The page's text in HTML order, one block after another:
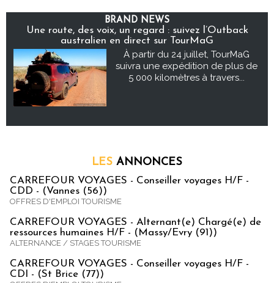
BRAND NEWS
Une route, des voix, un regard : suivez l’Outback
australien en direct sur TourMaG
À partir du 24 juillet, TourMaG
suivra une expédition de plus de
5 000 kilomètres à travers...
LES ANNONCES
CARREFOUR VOYAGES - Conseiller voyages H/F -
CDD - (Vannes (56))
OFFRES D'EMPLOI TOURISME
CARREFOUR VOYAGES - Alternant(e) Chargé(e) de
ressources humaines H/F - (Massy/Evry (91))
ALTERNANCE / STAGES TOURISME
CARREFOUR VOYAGES - Conseiller voyages H/F -
CDI - (St Brice (77))